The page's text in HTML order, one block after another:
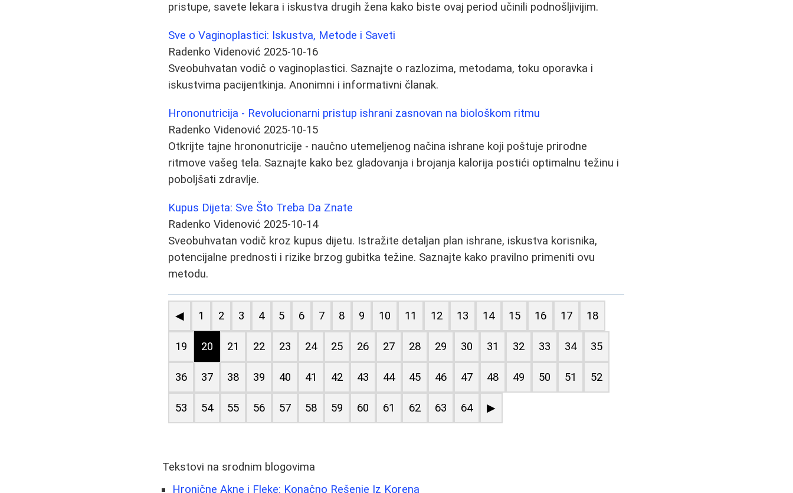
pristupe, savete lekara i iskustva drugih žena kako biste ovaj period učinili podnošljivijim.
Sve o Vaginoplastici: Iskustva, Metode i Saveti
Radenko Videnović 2025-10-16
Sveobuhvatan vodič o vaginoplastici. Saznajte o razlozima, metodama, toku oporavka i
iskustvima pacijentkinja. Anonimni i informativni članak.
Hrononutricija - Revolucionarni pristup ishrani zasnovan na biološkom ritmu
Radenko Videnović 2025-10-15
Otkrijte tajne hrononutricije - naučno utemeljenog načina ishrane koji poštuje prirodne
ritmove vašeg tela. Saznajte kako bez gladovanja i brojanja kalorija postići optimalnu težinu i
poboljšati zdravlje.
Kupus Dijeta: Sve Što Treba Da Znate
Radenko Videnović 2025-10-14
Sveobuhvatan vodič kroz kupus dijetu. Istražite detaljan plan ishrane, iskustva korisnika,
potencijalne prednosti i rizike brzog gubitka težine. Saznajte kako pravilno primeniti ovu
metodu.
◀ 1 2 3 4 5 6 7 8 9 10 11 12 13 14 15 16 17 18
19 20 21 22 23 24 25 26 27 28 29 30 31 32 33 34 35
36 37 38 39 40 41 42 43 44 45 46 47 48 49 50 51 52
53 54 55 56 57 58 59 60 61 62 63 64 ▶
Tekstovi na srodnim blogovima
Hronične Akne i Fleke: Konačno Rešenje Iz Korena